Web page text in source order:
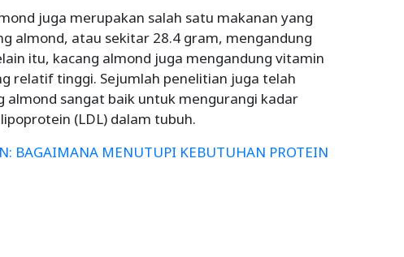
juga merupakan salah satu makanan yang
almond, atau sekitar 28.4 gram, mengandung
itu, kacang almond juga mengandung vitamin
relatif tinggi. Sejumlah penelitian juga telah
almond sangat baik untuk mengurangi kadar
(LDL) dalam tubuh.
BAGAIMANA MENUTUPI KEBUTUHAN PROTEIN